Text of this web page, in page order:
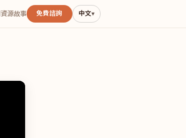
資源故事 免費諮詢 中文▾